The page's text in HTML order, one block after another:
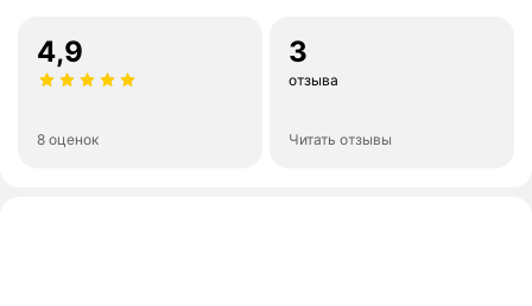
4,9
8 оценок
3
отзыва
Читать отзывы